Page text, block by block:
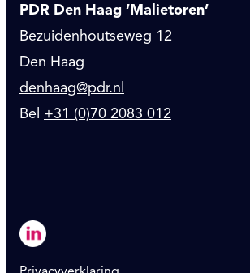
PDR Den Haag ’Malietoren’
Bezuidenhoutseweg 12
Den Haag
denhaag@pdr.nl
Bel +31 (0)70 2083 012